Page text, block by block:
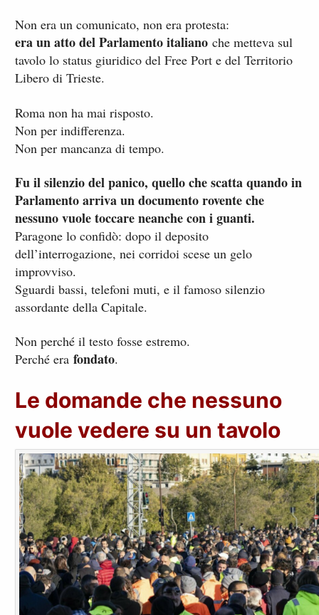
Non era un comunicato, non era protesta:
era un atto del Parlamento italiano che metteva sul
tavolo lo status giuridico del Free Port e del Territorio
Libero di Trieste.
Roma non ha mai risposto.
Non per indifferenza.
Non per mancanza di tempo.
Fu il silenzio del panico, quello che scatta quando in
Parlamento arriva un documento rovente che
nessuno vuole toccare neanche con i guanti.
Paragone lo confidò: dopo il deposito
dell’interrogazione, nei corridoi scese un gelo
improvviso.
Sguardi bassi, telefoni muti, e il famoso silenzio
assordante della Capitale.
Non perché il testo fosse estremo.
Perché erafondato.
Le domande che nessuno
vuole vedere su un tavolo